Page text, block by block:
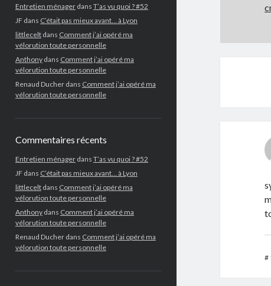
Entretien ménagerdans T’as vu quoi ? #52
JF dans C’était pas mieux avant… à Lyon
littleceltdans Comment j’ai opéré ma
vélorution toute personnelle
Anthonydans Comment j’ai opéré ma
vélorution toute personnelle
Renaud Ducherdans Comment j’ai opéré ma
vélorution toute personnelle
Commentaires récents
Entretien ménagerdans T’as vu quoi ? #52
JF dans C’était pas mieux avant… à Lyon
littleceltdans Comment j’ai opéré ma
vélorution toute personnelle
Anthonydans Comment j’ai opéré ma
vélorution toute personnelle
Renaud Ducherdans Comment j’ai opéré ma
vélorution toute personnelle
#